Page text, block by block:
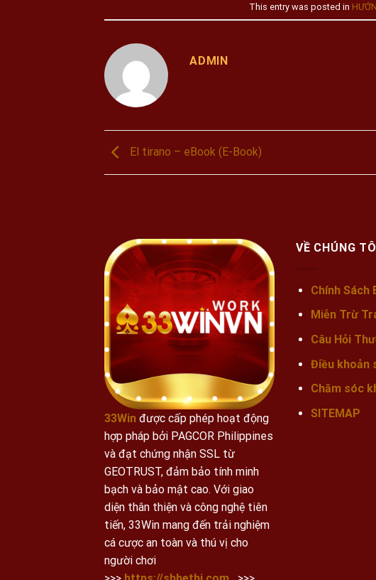
This entry was posted in
ADMIN
El tirano – eBook (E-Book)
33Win được cấp phép hoạt động
hợp pháp bởi PAGCOR Philippines
và đạt chứng nhận SSL từ
GEOTRUST, đảm bảo tính minh
bạch và bảo mật cao. Với giao
diện thân thiện và công nghệ tiên
tiến, 33Win mang đến trải nghiệm
cá cược an toàn và thú vị cho
người chơi
VỀ CHÚNG
Chính Sách
Miễn Trừ
Câu Hỏi
Điều khoản
Chăm sóc
SITEMAP